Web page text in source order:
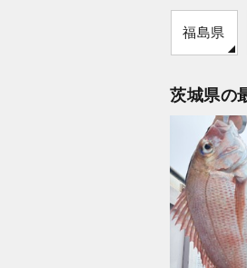
福島県
茨城県の